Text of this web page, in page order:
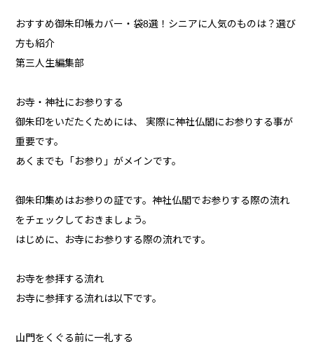
おすすめ御朱印帳カバー・袋8選！シニアに人気のものは？選び
方も紹介
第三人生編集部
お寺・神社にお参りする
御朱印をいだたくためには、 実際に神社仏閣にお参りする事が
重要です。
あくまでも「お参り」がメインです。
御朱印集めはお参りの証です。神社仏閣でお参りする際の流れ
をチェックしておきましょう。
はじめに、お寺にお参りする際の流れです。
お寺を参拝する流れ
お寺に参拝する流れは以下です。
山門をくぐる前に一礼する